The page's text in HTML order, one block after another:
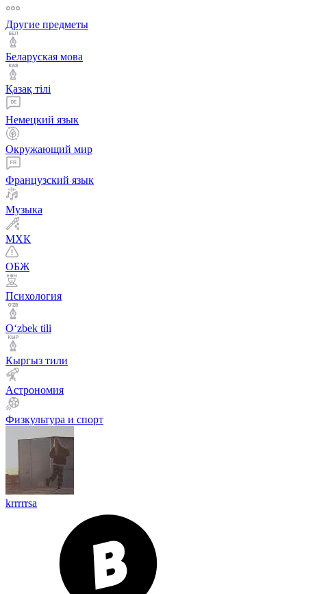
Другие предметы
Беларуская мова
Қазақ тiлi
Немецкий язык
Окружающий мир
Французский язык
Музыка
МХК
ОБЖ
Психология
Оʻzbek tili
Кыргыз тили
Астрономия
Физкультура и спорт
krrrrrsa